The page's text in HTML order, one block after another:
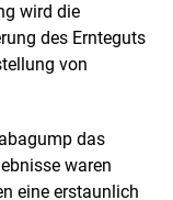
wird die
des Ernteguts
von
das
waren
eine erstaunlich